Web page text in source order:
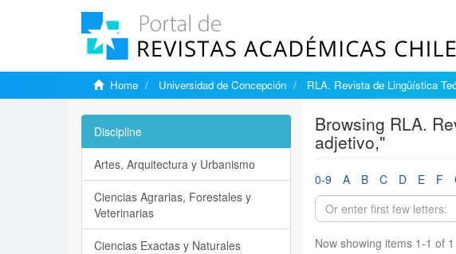
Home Universidad de Concepción RLA. Revista de Lingüística
Browsing RLA.
adjetivo,"
0-9 A B C D E F
Now showing items 1-1 of 1
Discipline
Artes, Arquitectura y Urbanismo
Ciencias Agrarias, Forestales y
Veterinarias
Ciencias Exactas y Naturales